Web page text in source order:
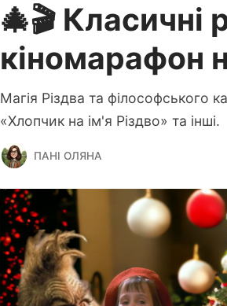
🎄🎬 Класичні
кіномарафон
Магія Різдва та філософського
«Хлопчик на ім'я Різдво» та інші.
ПАНІ ОЛЯНА